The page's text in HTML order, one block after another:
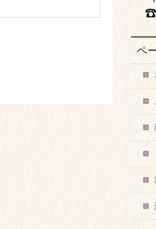
ペ